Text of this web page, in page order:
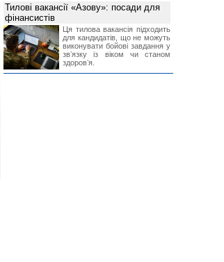
Тилові вакансії «Азову»: посади для
фінансистів
Ця тилова вакансія підходить
для кандидатів, що не можуть
виконувати бойові завдання у
звʼязку із віком чи станом
здоровʼя.